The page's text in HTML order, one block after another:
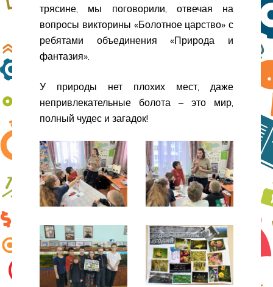
трясине, мы поговорили, отвечая на
вопросы викторины «Болотное царство» с
ребятами объединения «Природа и
фантазия».
У природы нет плохих мест, даже
непривлекательные болота – это мир,
полный чудес и загадок!